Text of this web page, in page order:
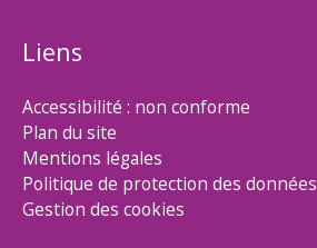
Liens
Accessibilité : non conforme
Plan du site
Mentions légales
Politique de protection des données
Gestion des cookies